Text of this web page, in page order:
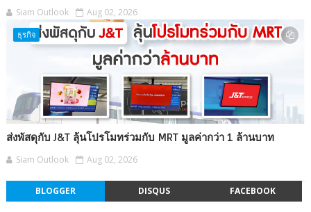
Siam Outlook Aug 02, 2026
ธุรกิจ
ส่งพัสดุกับ J&T ลุ้นโปรโมทร่วมกับ MRT มูลค่ากว่า 1 ล้านบาท
Siam Outlook Aug 02, 2026
BLOGGER DISQUS FACEBOOK